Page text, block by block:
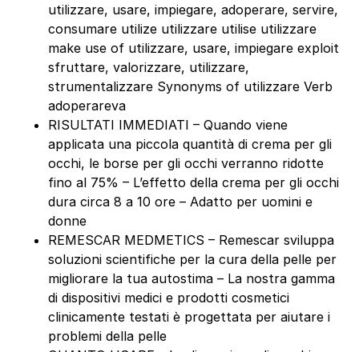
utilizzare, usare, impiegare, adoperare, servire,
consumare utilize utilizzare utilise utilizzare
make use of utilizzare, usare, impiegare exploit
sfruttare, valorizzare, utilizzare,
strumentalizzare Synonyms of utilizzare Verb
adoperareva
RISULTATI IMMEDIATI – Quando viene
applicata una piccola quantità di crema per gli
occhi, le borse per gli occhi verranno ridotte
fino al 75% – L’effetto della crema per gli occhi
dura circa 8 a 10 ore – Adatto per uomini e
donne
REMESCAR MEDMETICS – Remescar sviluppa
soluzioni scientifiche per la cura della pelle per
migliorare la tua autostima – La nostra gamma
di dispositivi medici e prodotti cosmetici
clinicamente testati è progettata per aiutare i
problemi della pelle